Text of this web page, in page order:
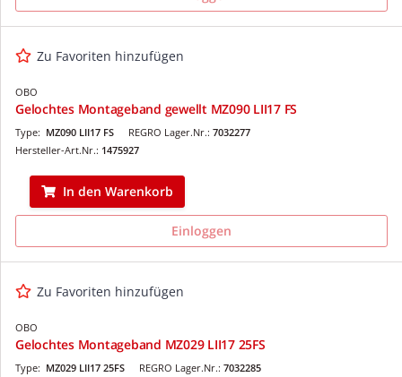
Zu Favoriten hinzufügen
OBO
Gelochtes Montageband gewellt MZ090 LII17 FS
REGRO Lager.Nr.: 7032277
Type: MZ090 LII17 FS
Hersteller-Art.Nr.: 1475927
In den Warenkorb
Einloggen
Zu Favoriten hinzufügen
OBO
Gelochtes Montageband MZ029 LII17 25FS
REGRO Lager.Nr.: 7032285
Type: MZ029 LII17 25FS